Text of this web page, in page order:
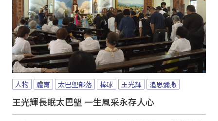
人物 體育 太巴塱部落 棒球 王光輝 追思彌撒
王光輝長眠太巴塱 一生風采永存人心